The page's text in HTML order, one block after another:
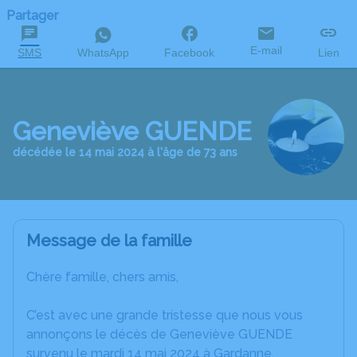
Partager
SMS WhatsApp Facebook E-mail Lien
Geneviève GUENDE
décédée le 14 mai 2024 à l'âge de 73 ans
Message de la famille
Chère famille, chers amis,
C’est avec une grande tristesse que nous vous
annonçons le décès de Geneviève GUENDE
survenu le mardi 14 mai 2024 à Gardanne.